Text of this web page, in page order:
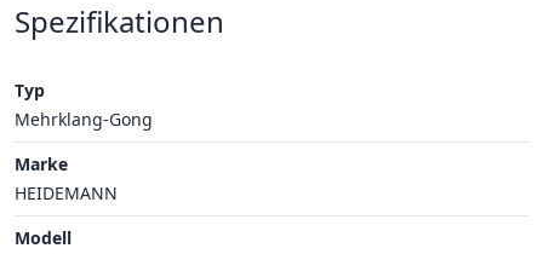
Spezifikationen
Typ
Mehrklang-Gong
Marke
HEIDEMANN
Modell